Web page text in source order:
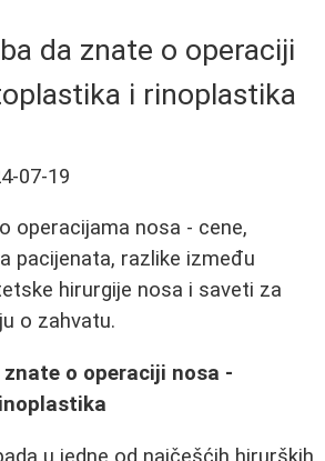
da znate o operaciji
i rinoplastika
07-19
operacijama nosa - cene,
pacijenata, razlike između
hirurgije nosa i saveti za
o zahvatu.
o operaciji nosa -